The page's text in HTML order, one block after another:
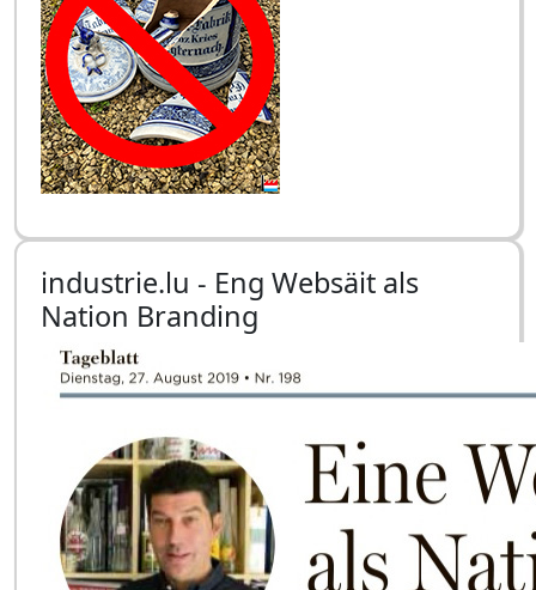
industrie.lu - Eng Websäit als
Nation Branding